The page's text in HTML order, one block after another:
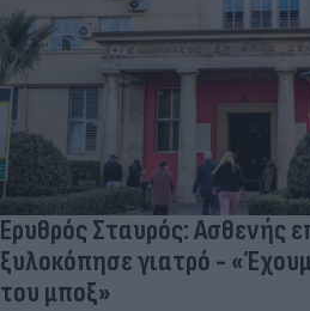
Ερυθρός Σταυρός: Ασθενής
ξυλοκόπησε γιατρό -
του μποξ»